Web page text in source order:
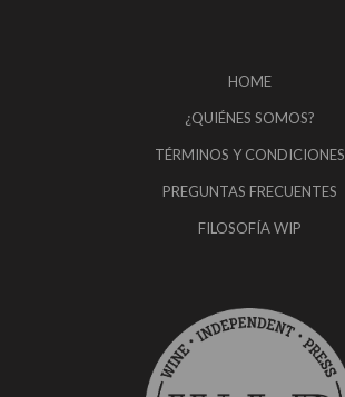
HOME
¿QUIÉNES SOMOS?
TÉRMINOS Y CONDICIONES
PREGUNTAS FRECUENTES
FILOSOFÍA WIP